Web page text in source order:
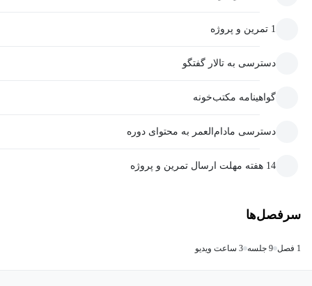
1 تمرین و پروژه
دسترسی به تالار گفتگو
گواهینامه مکتب‌خونه
دسترسی مادام‌العمر به محتوای دوره
14 هفته مهلت ارسال تمرین و پروژه
سرفصل‌ها
1 فصل 9 جلسه 3 ساعت ویدیو